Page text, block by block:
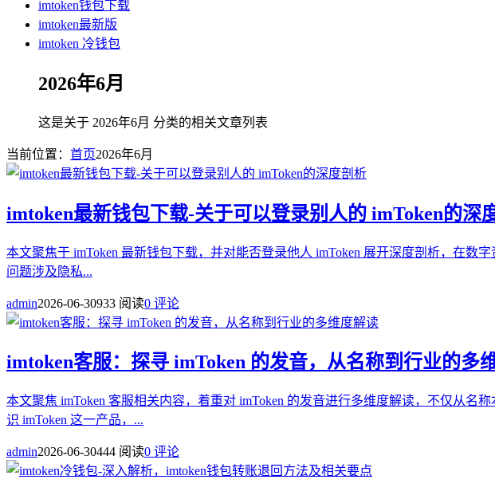
imtoken钱包下载
imtoken最新版
imtoken 冷钱包
2026年6月
这是关于 2026年6月 分类的相关文章列表
当前位置： 首页2026年6月
imtoken最新钱包下载-关于可以登录别人的 imToken的深
本文聚焦于 imToken 最新钱包下载，并对能否登录他人 imToken 展开深度剖析，在数
问题涉及隐私...
admin2026-06-30933 阅读0 评论
imtoken客服：探寻 imToken 的发音，从名称到行业的多
本文聚焦 imToken 客服相关内容，着重对 imToken 的发音进行多维度解读，不仅从
识 imToken 这一产品，...
admin2026-06-30444 阅读0 评论